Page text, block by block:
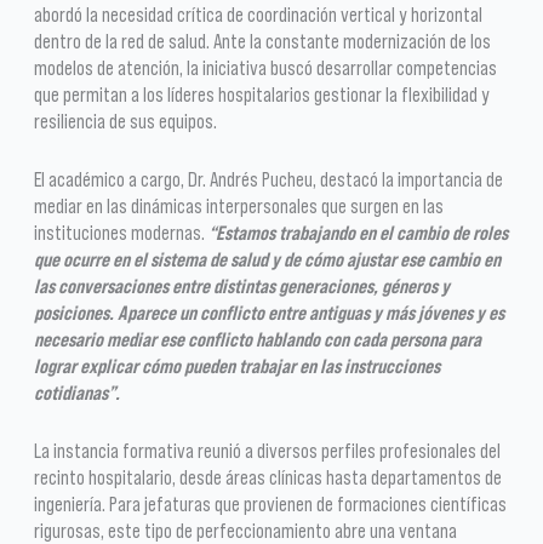
abordó la necesidad crítica de coordinación vertical y horizontal
dentro de la red de salud. Ante la constante modernización de los
modelos de atención, la iniciativa buscó desarrollar competencias
que permitan a los líderes hospitalarios gestionar la flexibilidad y
resiliencia de sus equipos.
El académico a cargo, Dr. Andrés Pucheu, destacó la importancia de
mediar en las dinámicas interpersonales que surgen en las
instituciones modernas. “Estamos trabajando en el cambio de roles
que ocurre en el sistema de salud y de cómo ajustar ese cambio en
las conversaciones entre distintas generaciones, géneros y
posiciones. Aparece un conflicto entre antiguas y más jóvenes y es
necesario mediar ese conflicto hablando con cada persona para
lograr explicar cómo pueden trabajar en las instrucciones
cotidianas”.
La instancia formativa reunió a diversos perfiles profesionales del
recinto hospitalario, desde áreas clínicas hasta departamentos de
ingeniería. Para jefaturas que provienen de formaciones científicas
rigurosas, este tipo de perfeccionamiento abre una ventana